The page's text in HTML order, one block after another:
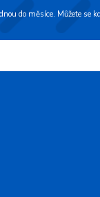
do měsíce. Můžete se